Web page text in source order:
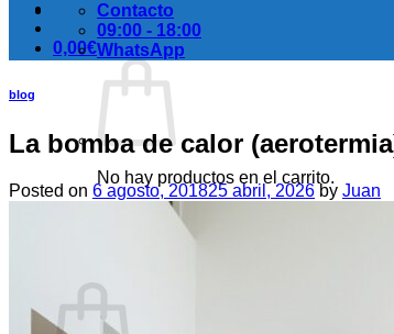
0,00€
No hay productos en el carrito.
Volver a la tienda
Contacto
09:00 - 18:00
WhatsApp
blog
La bomba de calor
Posted on 6 agosto, 201825 abril, 2026 by Juan